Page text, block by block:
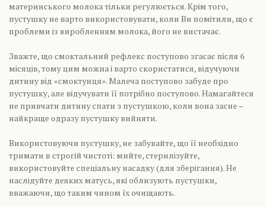
материнського молока тільки регулюється. Крім того,
пустушку не варто використовувати, коли Ви помітили, що є
проблеми із виробленням молока, його не вистачає.
Зважте, що смоктальний рефлекс поступово згасає після 6
місяців, тому цим можна і варто скористатися, відучуючи
дитину від «смоктунця». Малеча поступово забуде про
пустушку, але відучувати її потрібно поступово. Намагайтеся
не привчати дитину спати з пустушкою, коли вона засне –
найкраще одразу пустушку вийняти.
Використовуючи пустушку, не забувайте, що її необхідно
тримати в строгій чистоті: мийте, стерилізуйте,
використовуйте спеціальну насадку (для зберігання). Не
наслідуйте деяких матусь, які облизують пустушки,
вважаючи, що таким чином їх очищають.